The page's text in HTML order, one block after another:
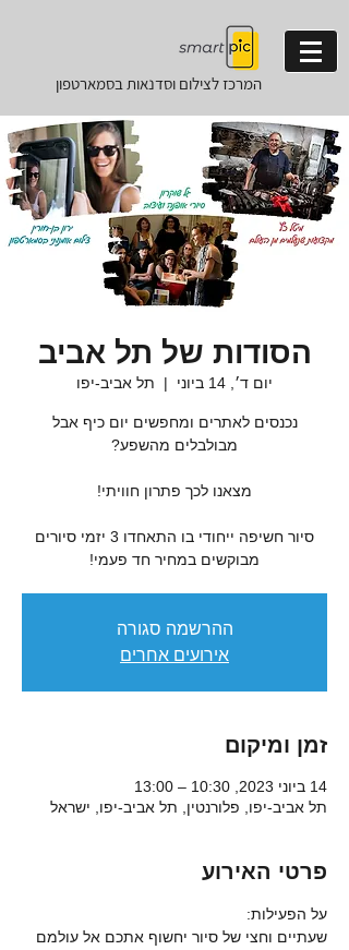
המרכז לצילום וסדנאותבסמארטפון
הסודות של תל אביב
יום ד׳, 14 ביוני
  |
תל אביב-יפו
נכנסים לאתרים ומחפשים יום כיף אבל
סיור חשיפה ייחודי בו התאחדו 3 יזמי סיורים
מבוקשים במחיר חד פעמי!
ההרשמה סגורה
אירועים אחרים
זמן ומיקום
14 ביוני 2023, 10:30 – 13:00
תל אביב-יפו, פלורנטין, תל אביב-יפו, ישראל
פרטי האירוע
על הפעילות:
שעתיים וחצי של סיור יחשוף אתכם אל עולמם